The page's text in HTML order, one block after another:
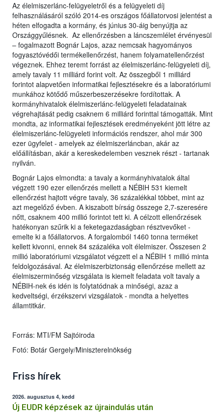
Az élelmiszerlánc-felügyeletről és a felügyeleti díj
felhasználásáról szóló 2014-es országos főállatorvosi jelentést a
héten elfogadta a kormány, és június 30-áig benyújtja az
Országgyűlésnek. Az ellenőrzésben a láncszemlélet érvényesül
– fogalmazott Bognár Lajos, azaz nemcsak hagyományos
fogyasztóvédői termékellenőrzést, hanem folyamatellenőrzést
végeznek. Ehhez teremt forrást az élelmiszerlánc-felügyeleti díj,
amely tavaly 11 milliárd forint volt. Az összegből 1 milliárd
forintot alapvetően informatikai fejlesztésekre és a laboratóriumi
munkához kötődő műszerbeszerzésekre fordítottak. A
kormányhivatalok élelmiszerlánc-felügyeleti feladatainak
végrehajtását pedig csaknem 6 milliárd forinttal támogatták. Mint
mondta, az informatikai fejlesztések eredményeként jött létre az
élelmiszerlánc-felügyeleti információs rendszer, ahol már 300
ezer ügyfelet - amelyek az élelmiszerláncban, akár az
előállításban, akár a kereskedelemben vesznek részt - tartanak
nyilván.
Bognár Lajos elmondta: a tavaly a kormányhivatalok által
végzett 190 ezer ellenőrzés mellett a NÉBIH 531 kiemelt
ellenőrzést hajtott végre tavaly, 36 százalékkal többet, mint az
azt megelőző évben. A kiszabott bírság összege 2,7-szeresére
nőtt, csaknem 400 millió forintot tett ki. A célzott ellenőrzések
hatékonyan szűrik ki a feketegazdaságban résztvevőket -
emelte ki a főállatorvos. A forgalomból 1460 tonna terméket
kellett kivonni, ennek 84 százaléka volt élelmiszer. Összesen 2
millió laboratóriumi vizsgálatot végzett el a NÉBIH 1 millió minta
feldolgozásával. Az élelmiszerbiztonság ellenőrzése mellett az
élelmiszerminőség vizsgálata is kiemelt feladata volt tavaly a
NÉBIH-nek és idén is folytatódnak a minőségi, azaz a
kedveltségi, érzékszervi vizsgálatok - mondta a helyettes
államtitkár.
Forrás: MTI/FM Sajtóiroda
Fotó: Botár Gergely/Miniszterelnökség
Friss hírek
2026. augusztus 4, kedd
Új EUDR képzések az újraindulás után